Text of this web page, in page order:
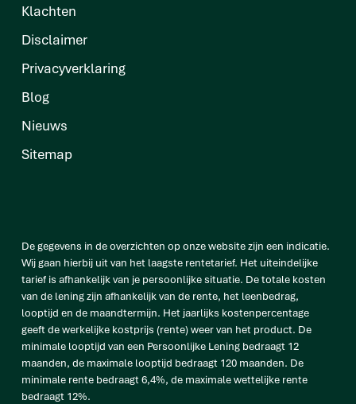
Klachten
Disclaimer
Privacyverklaring
Blog
Nieuws
Sitemap
De gegevens in de overzichten op onze website zijn een indicatie.
Wij gaan hierbij uit van het laagste rentetarief. Het uiteindelijke
tarief is afhankelijk van je persoonlijke situatie. De totale kosten
van de lening zijn afhankelijk van de rente, het leenbedrag,
looptijd en de maandtermijn. Het jaarlijks kostenpercentage
geeft de werkelijke kostprijs (rente) weer van het product. De
minimale looptijd van een Persoonlijke Lening bedraagt 12
maanden, de maximale looptijd bedraagt 120 maanden. De
minimale rente bedraagt 6,4%, de maximale wettelijke rente
bedraagt 12%.